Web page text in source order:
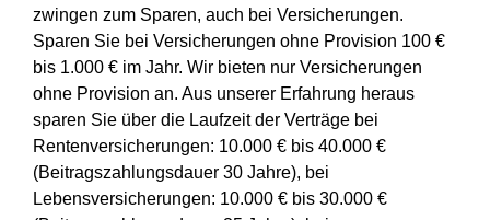
zwingen zum Sparen, auch bei Versicherungen.
Sparen Sie bei Versicherungen ohne Provision 100 €
bis 1.000 € im Jahr. Wir bieten nur Versicherungen
ohne Provision an. Aus unserer Erfahrung heraus
sparen Sie über die Laufzeit der Verträge bei
Rentenversicherungen: 10.000 € bis 40.000 €
(Beitragszahlungsdauer 30 Jahre), bei
Lebensversicherungen: 10.000 € bis 30.000 €